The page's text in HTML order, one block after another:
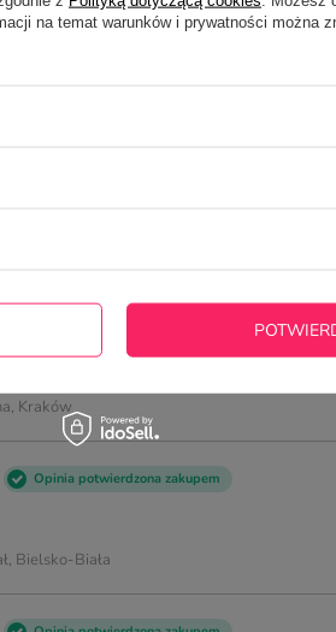
pytania i odpowiedzi publikując dla
KAWY - TAK MI
Kraków
Opinia potwierdzona zakupem
Bielsko-Biała
na temat warunków i prywatności można